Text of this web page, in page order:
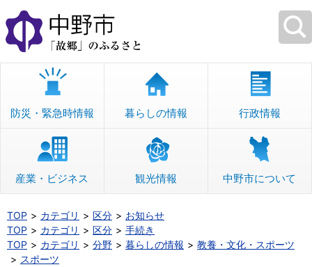
本
文
へ
移
防災・緊急時情報 暮らしの情報 行政情報
産業・ビジネス 観光情報 中野市について
TOP カテゴリ 区分
お知らせ
TOP
カテゴリ 区分
手続き
TOP
カテゴリ 分野 暮らしの情報
教養・文化・スポーツ
スポーツ